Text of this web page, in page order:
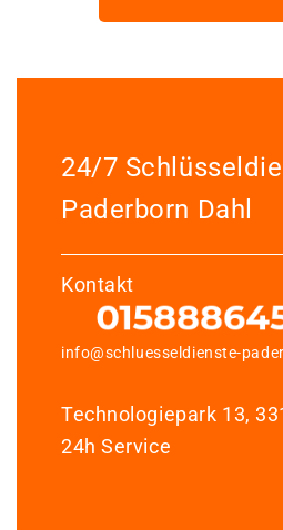
24/7
Paderborn Dahl
Kontakt
info@schluesseldienste-
Technologiepark 13,
24h Service